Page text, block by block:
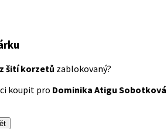
šití korzetů zablokovaný?
koupit pro Dominika Atigu Sobotková